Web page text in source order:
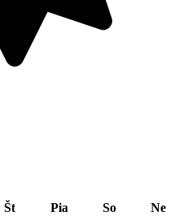
Št Pia So
Ne